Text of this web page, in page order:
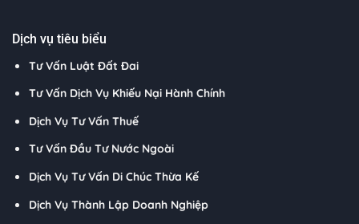
Dịch vụ tiêu biểu
Tư Vấn Luật Đất Đai
Tư Vấn Dịch Vụ Khiếu Nại Hành Chính
Dịch Vụ Tư Vấn Thuế
Tư Vấn Đầu Tư Nước Ngoài
Dịch Vụ Tư Vấn Di Chúc Thừa Kế
Dịch Vụ Thành Lập Doanh Nghiệp